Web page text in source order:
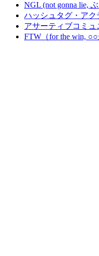
NGL (not gonna lie,
ハッシュタグ・アク
アサーティブコミュ
FTW（for the win, ○○